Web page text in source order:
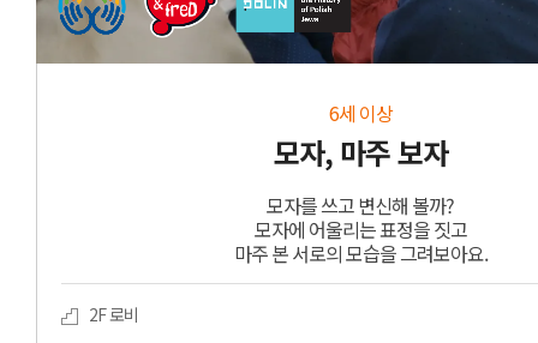
6세 이상
모자, 마주 보자
모자를 쓰고 변신해 볼까?
모자에 어울리는 표정을 짓고
마주 본 서로의 모습을 그려보아요.
2F 로비